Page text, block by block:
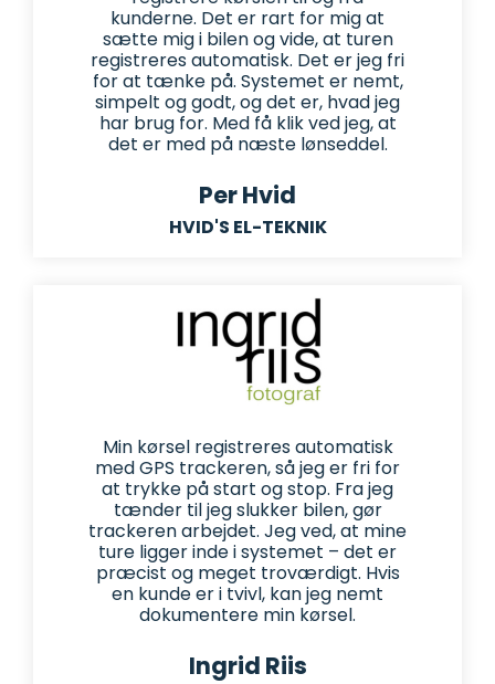
kunderne. Det er rart for mig at
sætte mig i bilen og vide, at turen
registreres automatisk. Det er jeg fri
for at tænke på. Systemet er nemt,
simpelt og godt, og det er, hvad jeg
har brug for. Med få klik ved jeg, at
det er med på næste lønseddel.
Per Hvid
HVID'S EL-TEKNIK
Min kørsel registreres automatisk
med GPS trackeren, så jeg er fri for
at trykke på start og stop. Fra jeg
tænder til jeg slukker bilen, gør
trackeren arbejdet. Jeg ved, at mine
ture ligger inde i systemet – det er
præcist og meget troværdigt. Hvis
en kunde er i tvivl, kan jeg nemt
dokumentere min kørsel.
Ingrid Riis